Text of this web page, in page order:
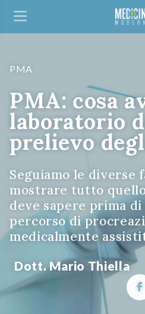
PMA
PMA: cosa
laboratorio
prelievo
Seguiamo le diverse
mostrare tutto
deve sapere prima
percorso di
medicalmente
Dott. Mario Thiella